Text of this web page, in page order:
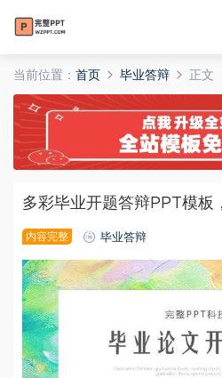
当前位置： 首页 毕业答辩 正文
多彩毕业开题答辩PPT模板
内容完整 毕业答辩